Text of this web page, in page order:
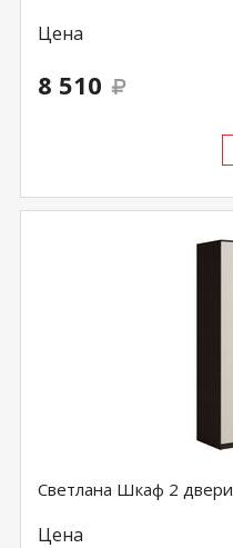
Цена
8 510
Светлана Шкаф 2 двери
Цена